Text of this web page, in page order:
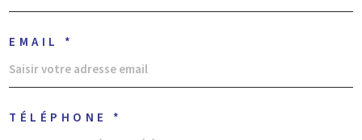
EMAIL *
TÉLÉPHONE *